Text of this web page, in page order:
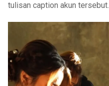
tulisan caption akun tersebut.